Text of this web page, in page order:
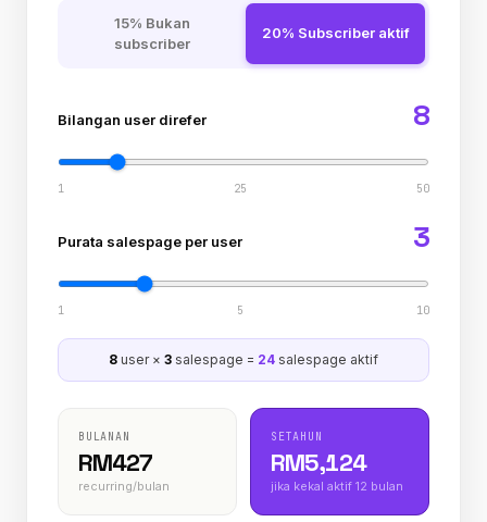
15% Bukan
subscriber
20% Subscriber aktif
Bilangan user direfer 8
1 25 50
Purata salespage per user 3
1 5 10
8 user × 3 salespage = 24 salespage aktif
BULANAN
RM427
recurring/bulan
SETAHUN
RM5,124
jika kekal aktif 12 bulan